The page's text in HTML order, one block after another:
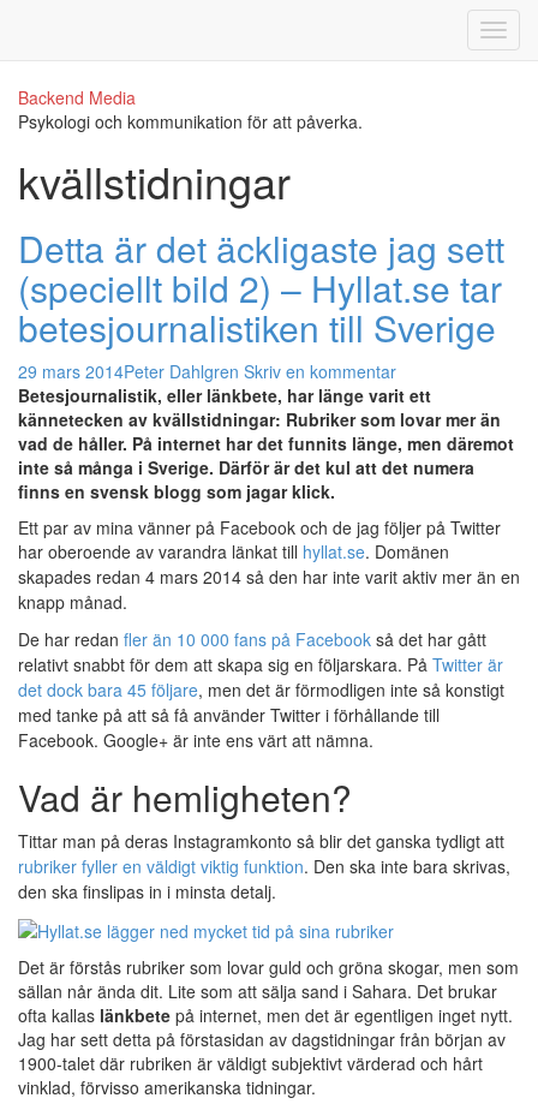
Backend Media
Psykologi och kommunikation för att påverka.
kvällstidningar
Detta är det äckligaste jag sett
(speciellt bild 2) – Hyllat.se tar
betesjournalistiken till Sverige
29 mars 2014Peter Dahlgren Skriv en kommentar
Betesjournalistik, eller länkbete, har länge varit ett
kännetecken av kvällstidningar: Rubriker som lovar mer än
vad de håller. På internet har det funnits länge, men däremot
inte så många i Sverige. Därför är det kul att det numera
finns en svensk blogg som jagar klick.
Ett par av mina vänner på Facebook och de jag följer på Twitter
har oberoende av varandra länkat till hyllat.se. Domänen
skapades redan 4 mars 2014 så den har inte varit aktiv mer än en
knapp månad.
De har redan fler än 10 000 fans på Facebook så det har gått
relativt snabbt för dem att skapa sig en följarskara. På Twitter är
det dock bara 45 följare, men det är förmodligen inte så konstigt
med tanke på att så få använder Twitter i förhållande till
Facebook. Google+ är inte ens värt att nämna.
Vad är hemligheten?
Tittar man på deras Instagramkonto så blir det ganska tydligt att
rubriker fyller en väldigt viktig funktion. Den ska inte bara skrivas,
den ska finslipas in i minsta detalj.
Det är förstås rubriker som lovar guld och gröna skogar, men som
sällan når ända dit. Lite som att sälja sand i Sahara. Det brukar
ofta kallas länkbete på internet, men det är egentligen inget nytt.
Jag har sett detta på förstasidan av dagstidningar från början av
1900-talet där rubriken är väldigt subjektivt värderad och hårt
vinklad, förvisso amerikanska tidningar.